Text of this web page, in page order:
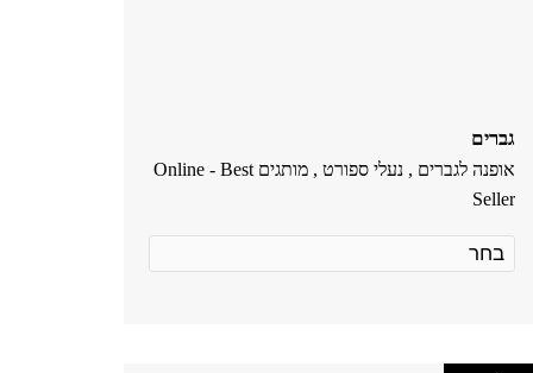
גברים
אופנה לגברים , נעלי ספורט , מותגים Online - Best
Seller